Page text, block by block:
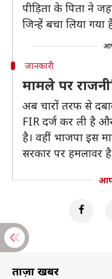
पीड़िता के पिता ने
जिन्हें बचा लिया गया
जानकारी
मामले पर
अब चारों तरफ से
FIR दर्ज कर ली है
है। वहीं भाजपा इस
सरकार पर हमलावर
ताज़ा खबरें